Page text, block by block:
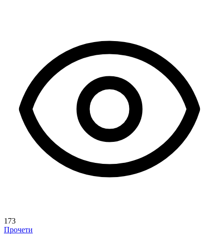
173
Прочети